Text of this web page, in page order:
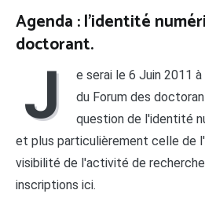
Agenda : l’identité
doctorant.
J
e serai le 6 Juin 2011
du Forum des
question de l'identité
et plus particulièrement celle de
visibilité de l'activité de
inscriptions ici.